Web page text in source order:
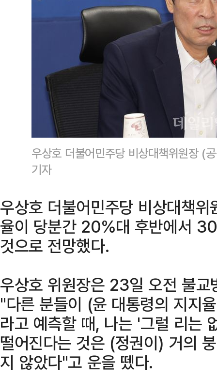
우상호 더불어민주당 비상대책위원장 (
기자
우상호 더불어민주당 비상대책
율이 당분간 20%대 후반에서
것으로 전망했다.
우상호 위원장은 23일 오전 불
"다른 분들이 (윤 대통령의 지지
라고 예측할 때, 나는 '그럴 리는
떨어진다는 것은 (정권이) 거의
지 않았다"고 운을 뗐다.